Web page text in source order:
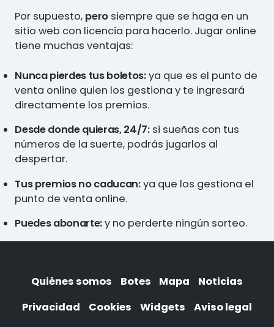
Por supuesto, pero siempre que se haga en un
sitio web con licencia para hacerlo. Jugar online
tiene muchas ventajas:
Nunca pierdes tus boletos:ya que es el punto de
venta online quien los gestiona y te ingresará
directamente los premios.
Desde donde quieras, 24/7:si sueñas con tus
números de la suerte, podrás jugarlos al
despertar.
Tus premios no caducan:ya que los gestiona el
punto de venta online.
Puedes abonarte:y no perderte ningún sorteo.
Quiénes somos Botes Mapa
Noticias
Privacidad
Cookies Widgets
Aviso legal